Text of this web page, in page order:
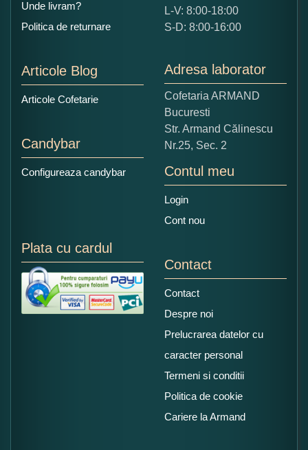
Ce nota acordati acestui produs?
5
Copiati alaturi numarul din imagine:
Unde livram?
Politica de returnare
Articole Blog
Articole Cofetarie
Candybar
Configureaza candybar
L-V: 8:00-18:00
S-D: 8:00-16:00
Adresa laborator
Cofetaria ARMAND
Bucuresti
Str. Armand Călinescu
Nr.25, Sec. 2
Contul meu
Login
Cont nou
Plata cu cardul
Contact
Contact
Despre noi
Prelucrarea datelor cu
caracter personal
Termeni si conditii
Politica de cookie
Cariere la Armand